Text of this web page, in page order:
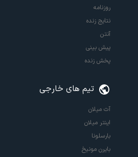
روزنامه
نتایج زنده
آنتن
پیش بینی
پخش زنده
تیم های خارجی
آث میلان
اینتر میلان
بارسلونا
بایرن مونیخ